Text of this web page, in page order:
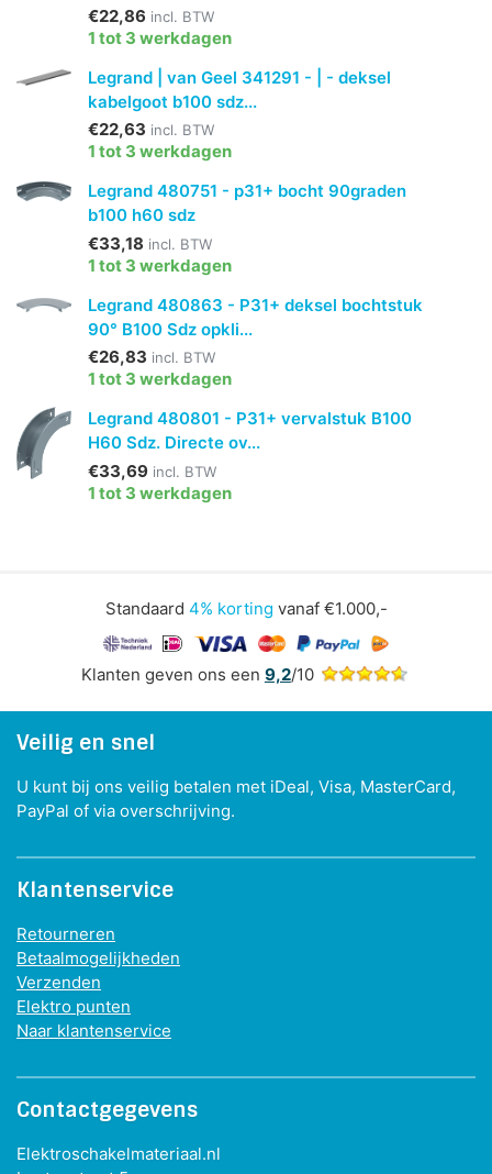
€22,86 incl. BTW
1 tot 3 werkdagen
Legrand | van Geel 341291 - | - deksel
kabelgoot b100 sdz...
€22,63 incl. BTW
1 tot 3 werkdagen
Legrand 480751 - p31+ bocht 90graden
b100 h60 sdz
€33,18 incl. BTW
1 tot 3 werkdagen
Legrand 480863 - P31+ deksel bochtstuk
90° B100 Sdz opkli...
€26,83 incl. BTW
1 tot 3 werkdagen
Legrand 480801 - P31+ vervalstuk B100
H60 Sdz. Directe ov...
€33,69 incl. BTW
1 tot 3 werkdagen
Standaard 4% korting vanaf €1.000,-
Klanten geven ons een 9,2/10
Veilig en snel
U kunt bij ons veilig betalen met iDeal, Visa, MasterCard,
PayPal of via overschrijving.
Klantenservice
Retourneren
Betaalmogelijkheden
Verzenden
Elektro punten
Naar klantenservice
Contactgegevens
Elektroschakelmateriaal.nl